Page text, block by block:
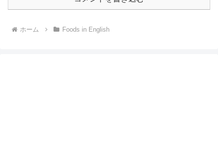
ホーム Foods in English